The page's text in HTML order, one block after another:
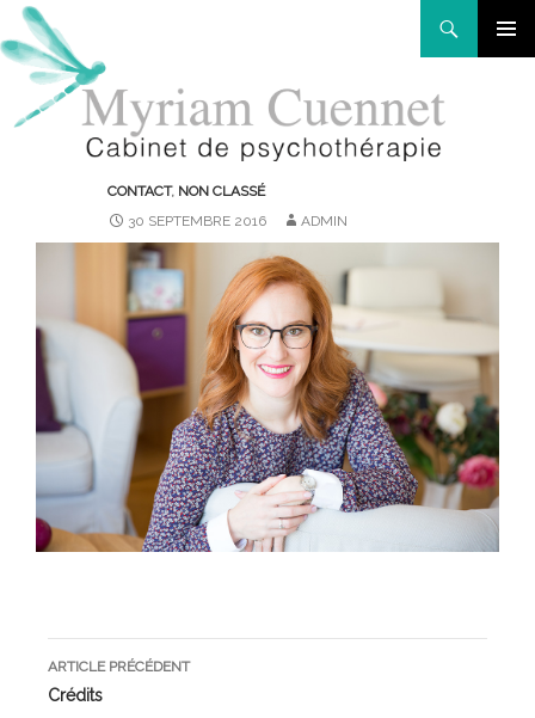
Recherche
Aller
contenu
CONTACT, NON CLASSÉ
30 SEPTEMBRE 2016
ADMIN
Navigation
des
ARTICLE PRÉCÉDENT
Crédits